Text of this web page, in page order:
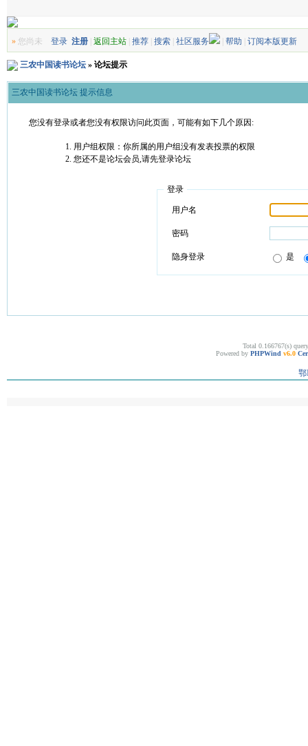
»您尚未 登录 注册| 返回主站| 推荐| 搜索| 社区服务 | 帮助 订阅本版更新
三农中国读书论坛» 论坛提示
三农中国读书论坛 提示信息
您没有登录或者您没有权限访问此页面，可能有如下几个原因:
用户组权限：你所属的用户组没有发表投票的权限
您还不是论坛会员,请先登录论坛
登录
用户名
密码
隐身登录 是
Total 0.166767(s)
Powered by PHPWind v6.0
鄂